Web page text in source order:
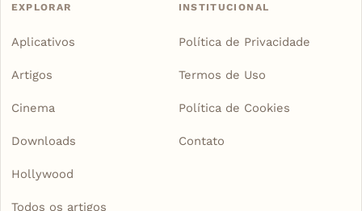
EXPLORAR
Aplicativos
Artigos
Cinema
Downloads
Hollywood
Todos os artigos
INSTITUCIONAL
Política de Privacidade
Termos de Uso
Política de Cookies
Contato